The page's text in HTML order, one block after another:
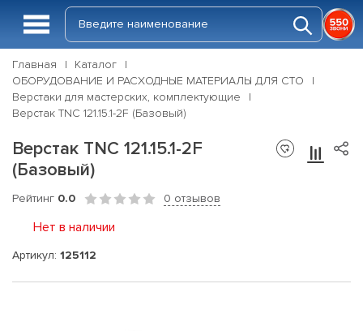
Главная
Каталог
ОБОРУДОВАНИЕ И РАСХОДНЫЕ МАТЕРИАЛЫ ДЛЯ СТО
Верстаки для мастерских, комплектующие
Верстак TNC 121.15.1-2F (Базовый)
Верстак TNC 121.15.1-2F
(Базовый)
Рейтинг 0.0 0 отзывов
Нет в наличии
Артикул: 125112